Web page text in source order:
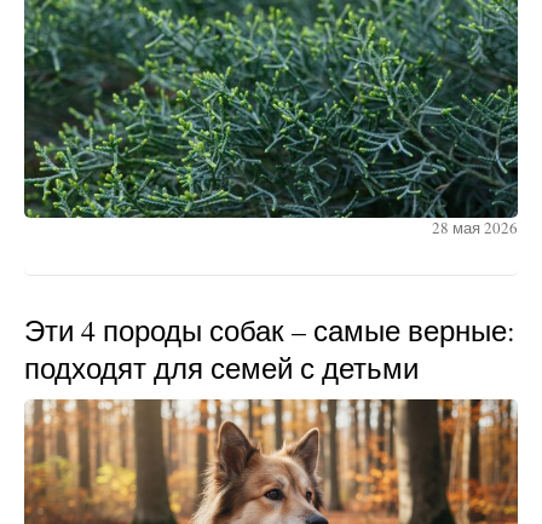
28 мая 2026
Эти 4 породы собак – самые верные:
подходят для семей с детьми